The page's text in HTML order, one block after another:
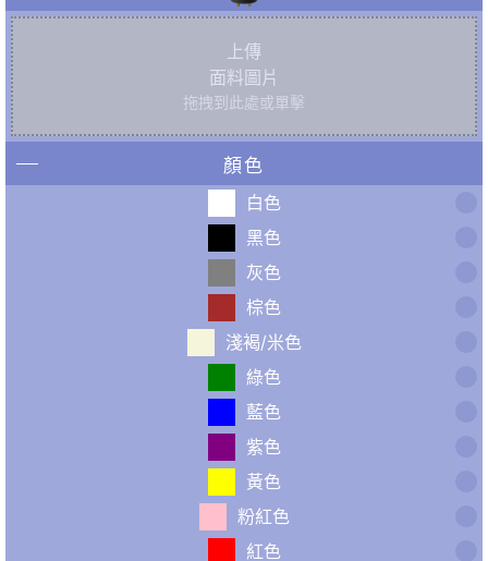
上傳
面料圖片
拖拽到此處或單擊
顏色
白色
黑色
灰色
棕色
淺褐/米色
綠色
藍色
紫色
黃色
粉紅色
紅色